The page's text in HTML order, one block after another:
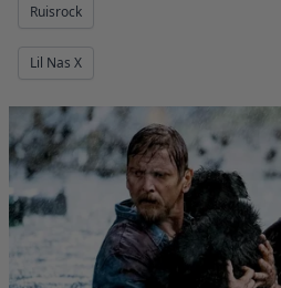
Ruisrock
Lil Nas X